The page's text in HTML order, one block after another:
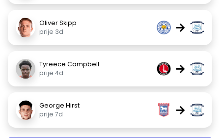
Oliver Skipp
prije 3d
→
Tyreece Campbell
prije 4d
→
George Hirst
prije 7d
→